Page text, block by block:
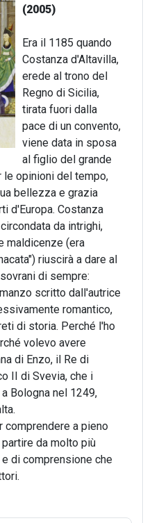
(2005)
Era il 1185 quando
Costanza d'Altavilla,
erede al trono del
Regno di Sicilia,
tirata fuori dalla
pace di un convento,
viene data in sposa
al figlio del grande
le opinioni del tempo,
bellezza e grazia
d'Europa. Costanza
da intrighi,
maldicenze (era
riuscirà a dare al
di sempre:
scritto dall'autrice
romantico,
di storia. Perché l'ho
volevo avere
di Enzo, il Re di
II di Svevia, che i
Bologna nel 1249,
comprendere a pieno
da molto più
di comprensione che